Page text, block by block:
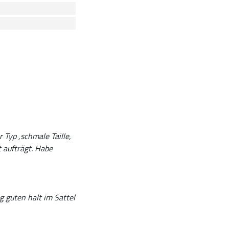
,schmale Taille,
Habe
guten halt im Sattel